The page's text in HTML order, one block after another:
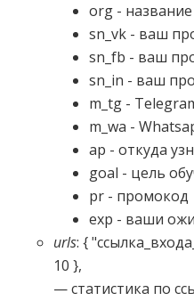
org -
sn_vk - ваш
sn_fb - ваш
sn_in - ваш
m_tg -
m_wa -
ap - откуда
goal - цель
pr - промокод
exp - ваши
urls: {
10 },
— статистика по